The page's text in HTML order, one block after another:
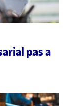
pas a